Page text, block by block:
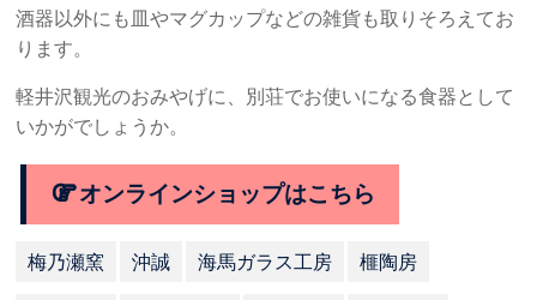
酒器以外にも皿やマグカップなどの雑貨も取りそろえてお
ります。
軽井沢観光のおみやげに、別荘でお使いになる食器として
いかがでしょうか。
オンラインショップはこちら
梅乃瀬窯 沖誠 海馬ガラス工房 榧陶房